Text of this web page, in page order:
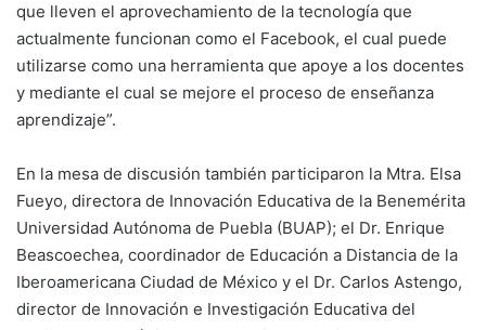
que lleven el aprovechamiento de la tecnología que
actualmente funcionan como el Facebook, el cual puede
utilizarse como una herramienta que apoye a los docentes
y mediante el cual se mejore el proceso de enseñanza
aprendizaje”.
En la mesa de discusión también participaron la Mtra. Elsa
Fueyo, directora de Innovación Educativa de la Benemérita
Universidad Autónoma de Puebla (BUAP); el Dr. Enrique
Beascoechea, coordinador de Educación a Distancia de la
Iberoamericana Ciudad de México y el Dr. Carlos Astengo,
director de Innovación e Investigación Educativa del